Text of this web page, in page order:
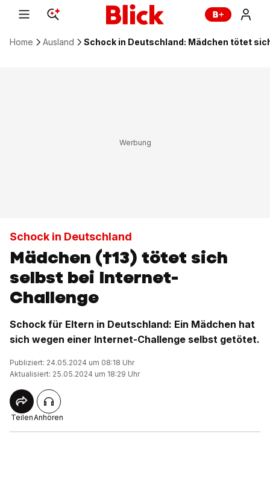
Home Ausland Schock in Deutschland: Mädchen tötet
Schock in Deutschland
Mädchen (†13) tötet sich
selbst bei Internet-
Challenge
Schock für Eltern in Deutschland: Ein Mädchen hat
sich wegen einer Internet-Challenge selbst getötet.
Publiziert: 24.05.2024 um 08:18 Uhr
Aktualisiert: 25.05.2024 um 18:29 Uhr
TeilenAnhören